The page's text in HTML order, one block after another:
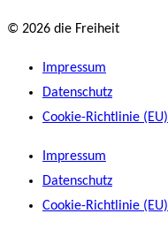
© 2026 die Freiheit
Impressum
Datenschutz
Cookie-Richtlinie (EU)
Impressum
Datenschutz
Cookie-Richtlinie (EU)